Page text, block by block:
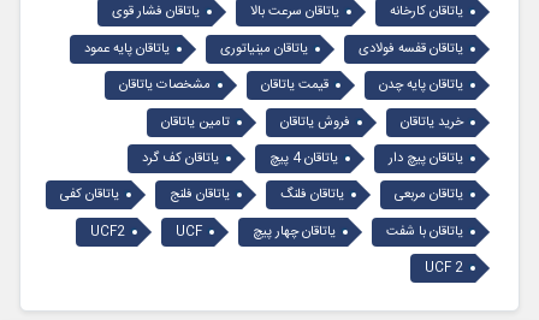
یاتاقان کارخانه
یاتاقان سرعت بالا
یاتاقان فشار قوی
یاتاقان قفسه فولادی
یاتاقان مینیاتوری
یاتاقان پایه عمود
یاتاقان پایه چدن
قیمت یاتاقان
مشخصات یاتاقان
خرید یاتاقان
فروش یاتاقان
تامین یاتاقان
یاتاقان پیچ دار
یاتاقان 4 پیچ
یاتاقان کف گرد
یاتاقان مربعی
یاتاقان فلنگ یاتاقان فلنج
یاتاقان کفی
یاتاقان با شفت
یاتاقان چهار پیچ UCF
UCF2
UCF 2